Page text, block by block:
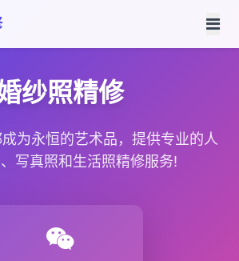
纱照精修
为永恒的艺术品，提供专业的人
写真照和生活照精修服务!